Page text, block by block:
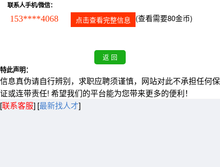
联系人手机/微信：
153****4068 点击查看完整信息 (查看需要80金币)
特此声明：
信息真伪请自行辨别，求职应聘须谨慎，网站对此不承担任何保
证或连带责任! 希望我们的平台能为您带来更多的便利！
[联系客服] [最新找人才]